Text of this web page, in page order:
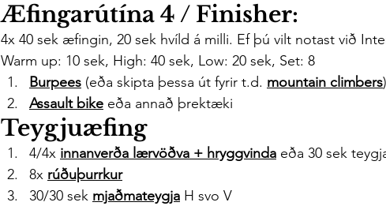
Æfingarútína 4 / Finisher:
4x 40 sek æfingin, 20 sek hvíld á milli. Ef þú vilt notast við
Warm up: 10 sek, High: 40 sek, Low: 20 sek, Set: 8
Burpees (eða skipta þessa út fyrir t.d. mountain climbers)
Assault bike eða annað þrektæki
Teygjuæfing
4/4x innanverða lærvöðva + hryggvinda eða 30 sek
8x rúðuþurrkur
30/30 sek mjaðmateygja H svo V